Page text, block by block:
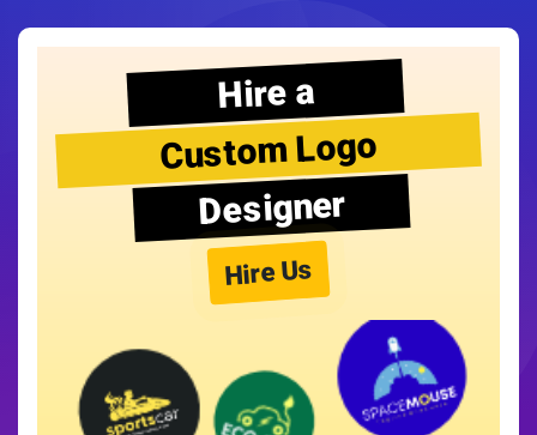
Hire a
Custom Logo
Designer
Hire Us